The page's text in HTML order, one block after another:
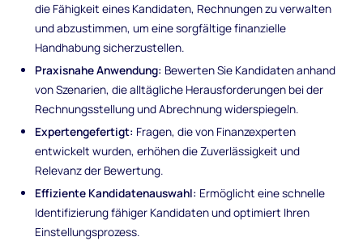
die Fähigkeit eines Kandidaten, Rechnungen zu verwalten
und abzustimmen, um eine sorgfältige finanzielle
Handhabung sicherzustellen.
Praxisnahe Anwendung: Bewerten Sie Kandidaten anhand
von Szenarien, die alltägliche Herausforderungen bei der
Rechnungsstellung und Abrechnung widerspiegeln.
Expertengefertigt: Fragen, die von Finanzexperten
entwickelt wurden, erhöhen die Zuverlässigkeit und
Relevanz der Bewertung.
Effiziente Kandidatenauswahl: Ermöglicht eine schnelle
Identifizierung fähiger Kandidaten und optimiert Ihren
Einstellungsprozess.